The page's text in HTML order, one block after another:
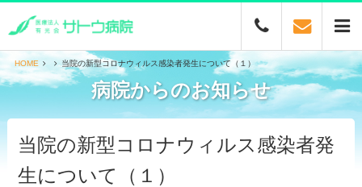
HOME 当院の新型コロナウィルス感染者発生について（１）
病院からのお知らせ
当院の新型コロナウィルス感染者発
生について（１）